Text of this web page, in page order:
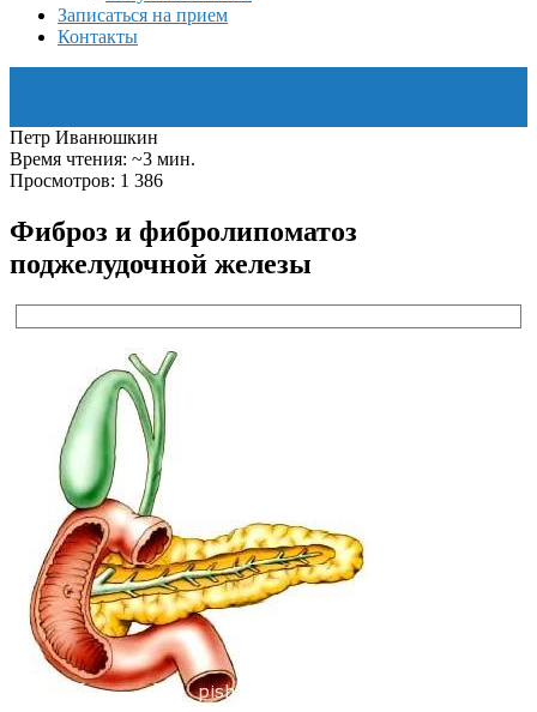
Записаться на прием
Контакты
Петр Иванюшкин
Время чтения: ~3 мин.
Просмотров: 1 386
Фиброз и фибролипоматоз
поджелудочной железы